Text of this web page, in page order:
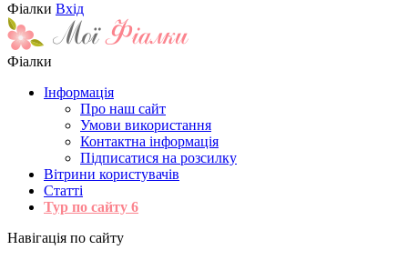
Фіалки Вхід
Фіалки
Інформація
Про наш сайт
Умови використання
Контактна інформація
Підписатися на розсилку
Вітрини користувачів
Статті
Тур по сайту 6
Навігація по сайту